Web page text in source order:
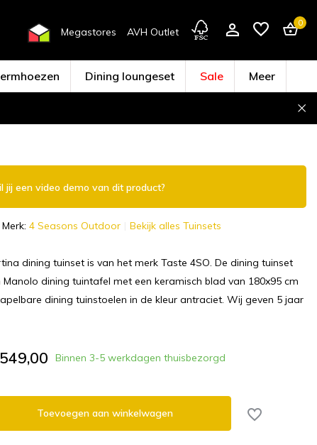
Megastores AVH Outlet
0
Dining loungeset Sale Meer
jij een video demo van dit product?
Merk: 4 Seasons Outdoor Bekijk alles Tuinsets
dining tuinset is van het merk Taste 4SO. De dining tuinset
dining tuintafel met een keramisch blad van 180x95 cm
dining tuinstoelen in de kleur antraciet. Wij geven 5 jaar
Binnen 3-5 werkdagen thuisbezorgd
Toevoegen aan winkelwagen